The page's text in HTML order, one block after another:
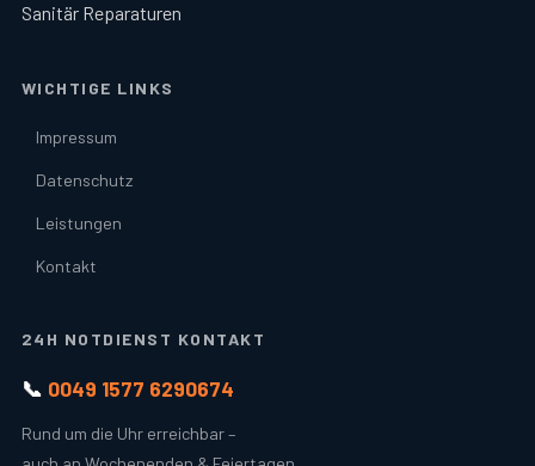
Sanitär Reparaturen
WICHTIGE LINKS
Impressum
Datenschutz
Leistungen
Kontakt
24H NOTDIENST KONTAKT
📞 0049 1577 6290674
Rund um die Uhr erreichbar –